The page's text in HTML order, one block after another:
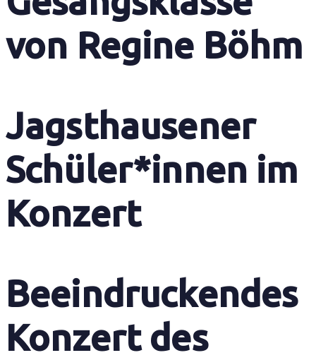
von Regine Böhm
Jagsthausener
Schüler*innen im
Konzert
Beeindruckendes
Konzert des